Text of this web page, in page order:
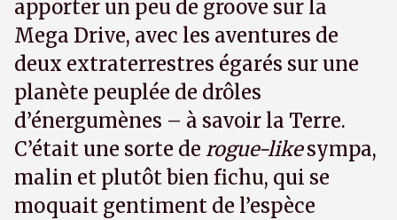
apporter un peu de groove sur la
Mega Drive, avec les aventures de
deux extraterrestres égarés sur une
planète peuplée de drôles
d’énergumènes – à savoir la Terre.
C’était une sorte de rogue-likesympa,
malin et plutôt bien fichu, qui se
moquait gentiment de l’espèce